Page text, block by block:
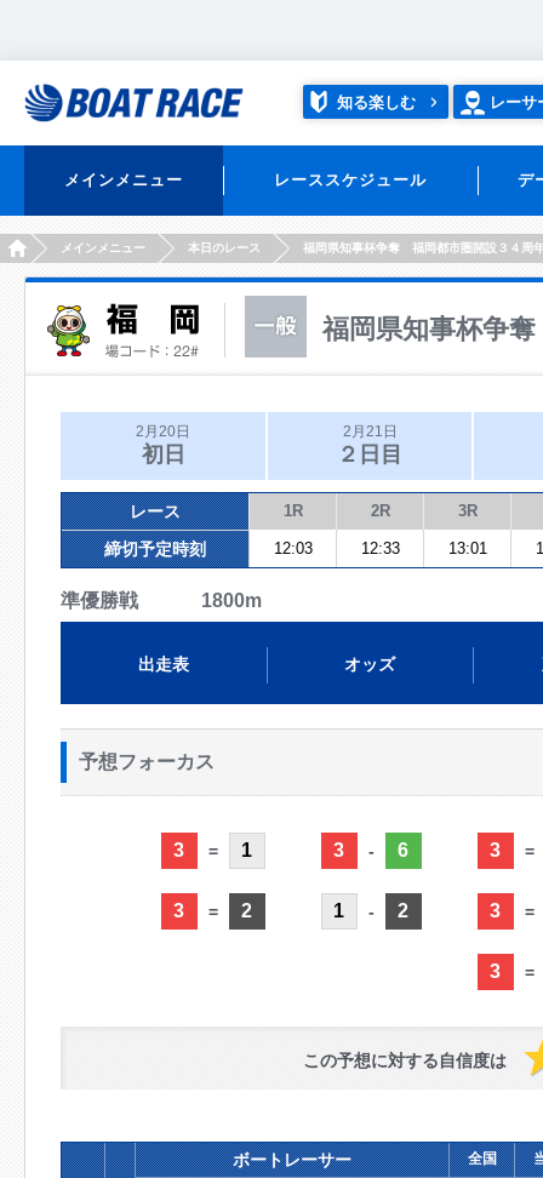
知る楽しむ レーサ
メインメニュー レーススケジュール デ
HOMEメインメニュー 本日のレース 福岡県知事杯争奪 福岡都市圏開設３４周
福岡県知事杯争
2月20日
初日
2月21日
２日目
レース 1R 2R 3R
締切予定時刻 12:03 12:33 13:01
準優勝戦 1800m
出走表 オッズ
予想フォーカス
3 = 1
3 = 2
3 - 6
1 - 2
3 =
3 =
3 =
この予想に対する自信度は
ボートレーサー 全国